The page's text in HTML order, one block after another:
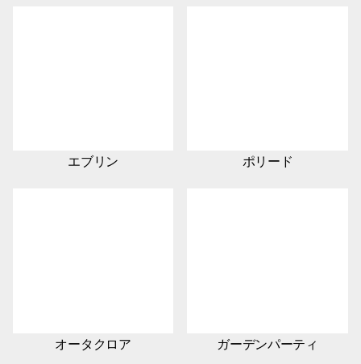
エブリン ポリード
オータクロア ガーデンパーティ